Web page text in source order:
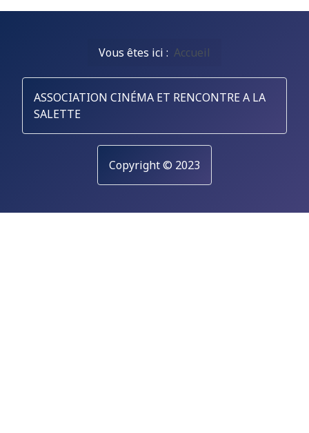
Vous êtes ici : Accueil
ASSOCIATION CINÉMA ET RENCONTRE A LA
SALETTE
Copyright © 2023